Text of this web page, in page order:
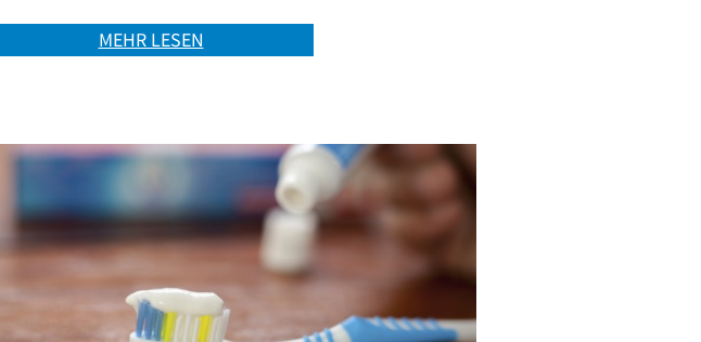
MEHR LESEN